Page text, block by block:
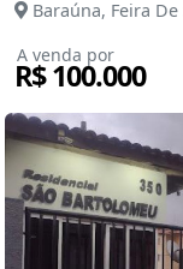
Baraúna, Feira
A venda por
R$ 100.000